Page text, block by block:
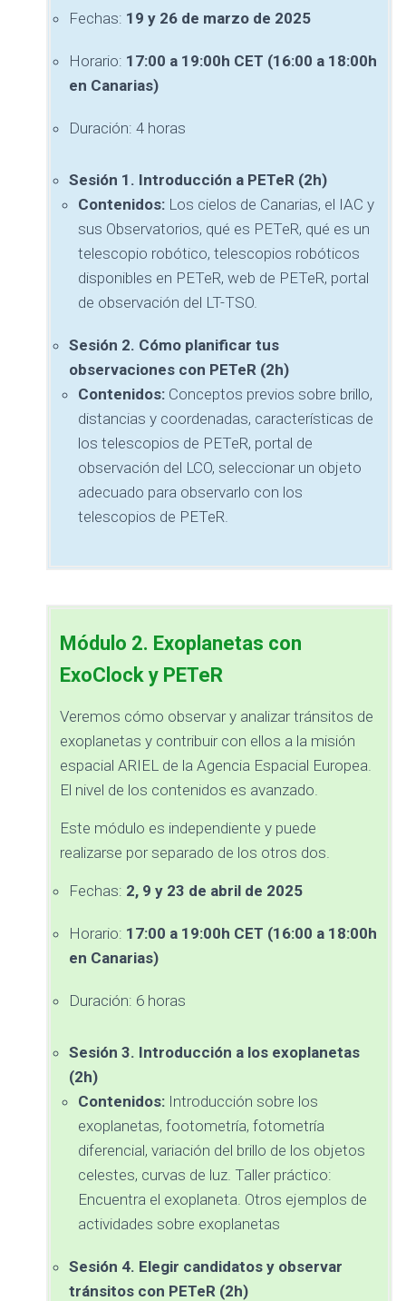
Fechas: 19 y 26 de marzo de 2025
Horario: 17:00 a 19:00h CET (16:00 a 18:00h
en Canarias)
Duración: 4 horas
Sesión 1. Introducción a PETeR (2h)
Contenidos:Los cielos de Canarias, el IAC y
sus Observatorios, qué es PETeR, qué es un
telescopio robótico, telescopios robóticos
disponibles en PETeR, web de PETeR, portal
de observación del LT-TSO.
Sesión 2. Cómo planificar tus
observaciones con PETeR (2h)
Contenidos:Conceptos previos sobre brillo,
distancias y coordenadas, características de
los telescopios de PETeR, portal de
observación del LCO, seleccionar un objeto
adecuado para observarlo con los
telescopios de PETeR.
Módulo 2. Exoplanetas con
ExoClock y PETeR
Veremos cómo observar y analizar tránsitos de
exoplanetas y contribuir con ellos a la misión
espacial ARIEL de la Agencia Espacial Europea.
El nivel de los contenidos es avanzado.
Este módulo es independiente y puede
realizarse por separado de los otros dos.
Fechas: 2, 9 y 23 de abril de 2025
Horario: 17:00 a 19:00h CET (16:00 a 18:00h
en Canarias)
Duración: 6 horas
Sesión 3. Introducción a los exoplanetas
(2h)
Contenidos:Introducción sobre los
exoplanetas, footometría, fotometría
diferencial, variación del brillo de los objetos
celestes, curvas de luz. Taller práctico:
Encuentra el exoplaneta. Otros ejemplos de
actividades sobre exoplanetas
Sesión 4. Elegir candidatos y observar
tránsitos con PETeR (2h)